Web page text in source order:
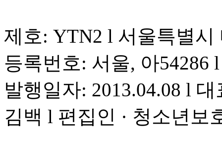
제호: YTN2 l 서울특별
등록번호: 서울, 아54286
발행일자: 2013.04.08 l
김백 l 편집인 · 청소년보